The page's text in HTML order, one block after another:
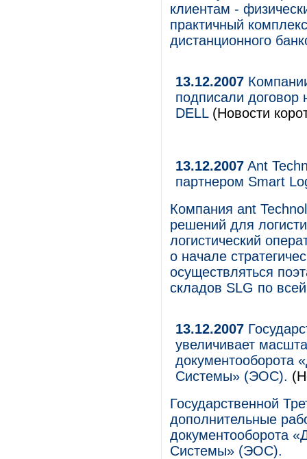
клиентам -
практичный
дистанционного
13.12.2007
подписали договор
DELL(Новости
13.12.2007 Ant
партнером Smart
Компания ant
решений для
логистический
о начале
осуществляться
складов SLG по
13.12.2007
увеличивает
Системы» (ЭОС).
Государственной
дополнительные
документооборота
Системы» (ЭОС).